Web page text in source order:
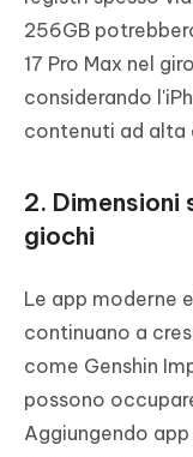
256GB
17 Pro Max nel
considerando
contenuti ad alta
2. Dimensioni
giochi
Le app moderne
continuano a
come Genshin
possono
Aggiungendo